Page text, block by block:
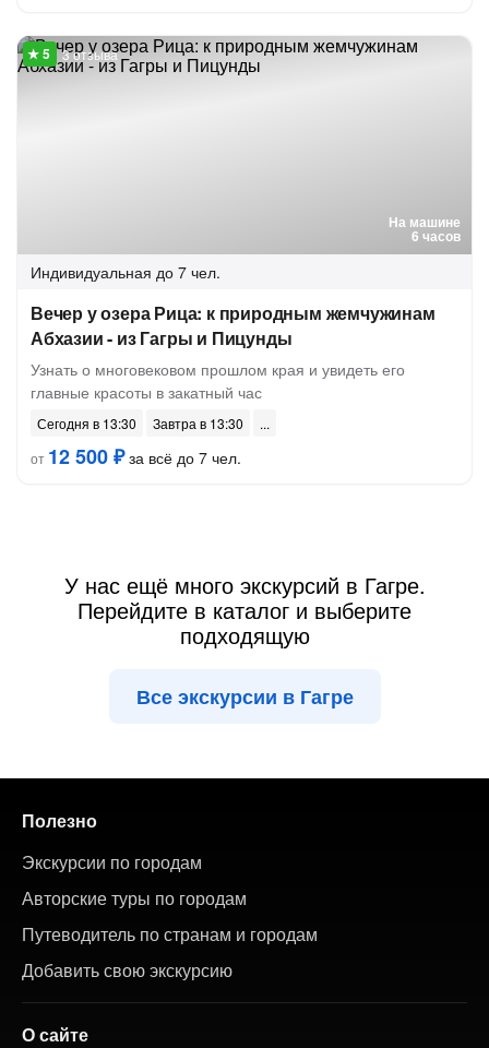
На машине
6 часов
3 отзыва
Индивидуальная до 7 чел.
Вечер у озера Рица: к природным жемчужинам
Абхазии - из Гагры и Пицунды
Узнать о многовековом прошлом края и увидеть его
главные красоты в закатный час
Сегодня в 13:30
Завтра в 13:30
от 12 500 ₽за всё до 7 чел.
У нас ещё много экскурсий в Гагре.
Перейдите в каталог и выберите
подходящую
Все экскурсии в Гагре
Полезно
Экскурсии по городам
Авторские туры по городам
Путеводитель по странам и городам
Добавить свою экскурсию
О сайте